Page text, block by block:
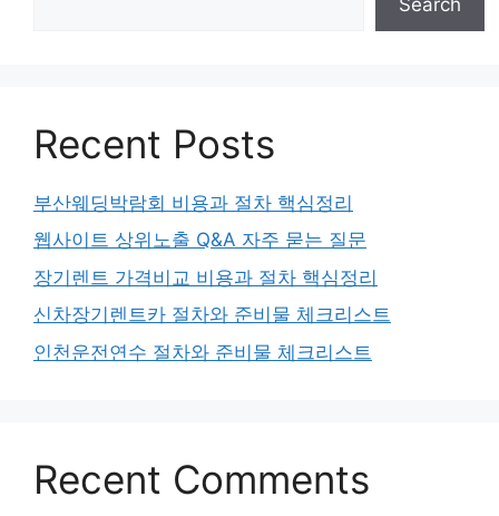
Recent Posts
부산웨딩박람회 비용과 절차 핵심정리
웹사이트 상위노출 Q&A 자주 묻는 질문
장기렌트 가격비교 비용과 절차 핵심정리
신차장기렌트카 절차와 준비물 체크리스트
인천운전연수 절차와 준비물 체크리스트
Recent Comments